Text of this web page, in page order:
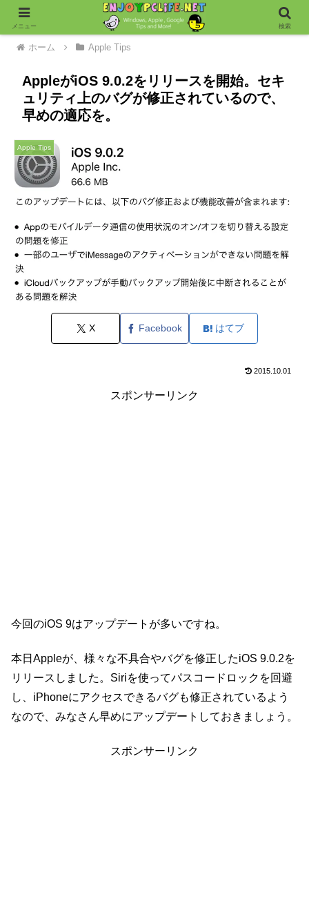
ホーム Apple Tips
AppleがiOS 9.0.2をリリースを開始。セキ
ュリティ上のバグが修正されているので、
早めの適応を。
Apple Tips
X Facebook はてブ
2015.10.01
スポンサーリンク
今回のiOS 9はアップデートが多いですね。
本日Appleが、様々な不具合やバグを修正したiOS 9.0.2を
リリースしました。Siriを使ってパスコードロックを回避
し、iPhoneにアクセスできるバグも修正されているよう
なので、みなさん早めにアップデートしておきましょう。
スポンサーリンク
メニュー 検索